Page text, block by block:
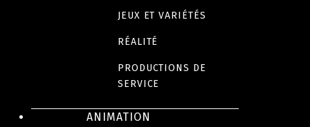
JEUX ET VARIÉTÉS
RÉALITÉ
PRODUCTIONS DE
SERVICE
ANIMATION
Kal Penn Approves
This Message